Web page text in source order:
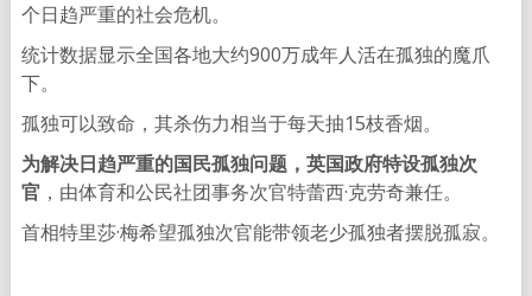
个日趋严重的社会危机。
统计数据显示全国各地大约900万成年人活在孤独的魔爪
下。
孤独可以致命，其杀伤力相当于每天抽15枝香烟。
为解决日趋严重的国民孤独问题，英国政府特设孤独次
官，由体育和公民社团事务次官特蕾西·克劳奇兼任。
首相特里莎·梅希望孤独次官能带领老少孤独者摆脱孤寂。